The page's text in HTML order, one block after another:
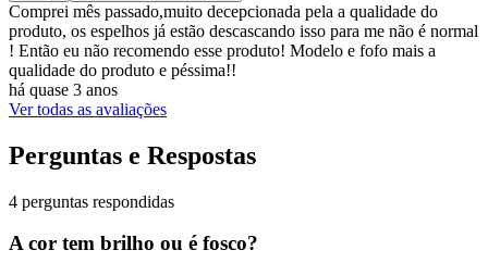
Comprei mês passado,muito decepcionada pela a qualidade do
produto, os espelhos já estão descascando isso para me não é normal
! Então eu não recomendo esse produto! Modelo e fofo mais a
qualidade do produto e péssima!!
há quase 3 anos
Ver todas as avaliações
Perguntas e Respostas
4 perguntas respondidas
A cor tem brilho ou é fosco?